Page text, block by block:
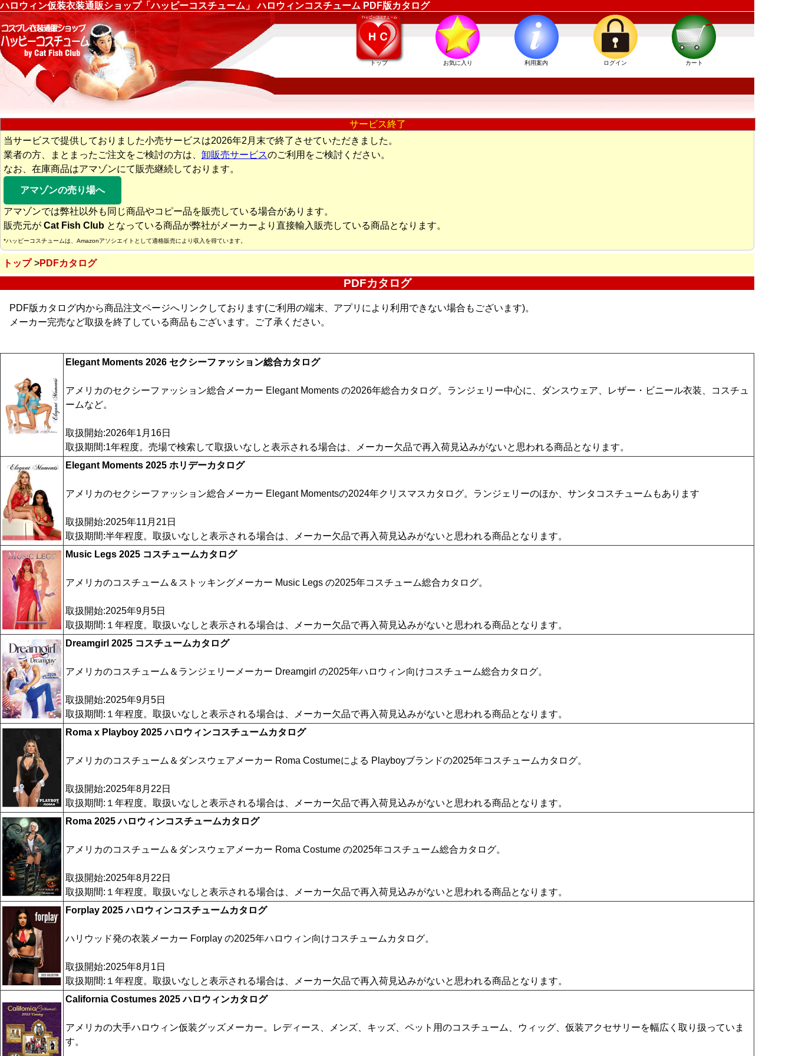
ハロウィン仮装衣装通販ショップ「ハッピーコスチューム」 ハロウィンコスチューム PDF版カタログ
トップ お気に入り 利用案内 ログイン カート
サービス終了
当サービスで提供しておりました小売サービスは2026年2月末で終了させていただきました。
業者の方、まとまったご注文をご検討の方は、 卸販売サービスのご利用をご検討ください。
なお、在庫商品はアマゾンにて販売継続しております。
アマゾンの売り場へ
アマゾンでは弊社以外も同じ商品やコピー品を販売している場合があります。
販売元が Cat Fish Club となっている商品が弊社がメーカーより直接輸入販売している商品となります。
*ハッピーコスチュームは、Amazonアソシエイトとして適格販売により収入を得ています。
トップ PDFカタログ
PDFカタログ
PDF版カタログ内から商品注文ページへリンクしております(ご利用の端末、アプリにより利用できない場合もございます)。
メーカー完売など取扱を終了している商品もございます。ご了承ください。
Elegant Moments 2026 セクシーファッション総合カタログ
アメリカのセクシーファッション総合メーカー Elegant Moments の2026年総合カタログ。ランジェリー中心に、ダンスウェア、レザー・ビニール衣装、コスチュ
ームなど。
取扱開始:2026年1月16日
取扱期間:1年程度。売場で検索して取扱いなしと表示される場合は、メーカー欠品で再入荷見込みがないと思われる商品となります。
Elegant Moments 2025 ホリデーカタログ
アメリカのセクシーファッション総合メーカー Elegant Momentsの2024年クリスマスカタログ。ランジェリーのほか、サンタコスチュームもあります
取扱開始:2025年11月21日
取扱期間:半年程度。取扱いなしと表示される場合は、メーカー欠品で再入荷見込みがないと思われる商品となります。
Music Legs 2025 コスチュームカタログ
アメリカのコスチューム＆ストッキングメーカー Music Legs の2025年コスチューム総合カタログ。
取扱開始:2025年9月5日
取扱期間:１年程度。取扱いなしと表示される場合は、メーカー欠品で再入荷見込みがないと思われる商品となります。
Dreamgirl 2025 コスチュームカタログ
アメリカのコスチューム＆ランジェリーメーカー Dreamgirl の2025年ハロウィン向けコスチューム総合カタログ。
取扱開始:2025年9月5日
取扱期間:１年程度。取扱いなしと表示される場合は、メーカー欠品で再入荷見込みがないと思われる商品となります。
Roma x Playboy 2025 ハロウィンコスチュームカタログ
アメリカのコスチューム＆ダンスウェアメーカー Roma Costumeによる Playboyブランドの2025年コスチュームカタログ。
取扱開始:2025年8月22日
取扱期間:１年程度。取扱いなしと表示される場合は、メーカー欠品で再入荷見込みがないと思われる商品となります。
Roma 2025 ハロウィンコスチュームカタログ
アメリカのコスチューム＆ダンスウェアメーカー Roma Costume の2025年コスチューム総合カタログ。
取扱開始:2025年8月22日
取扱期間:１年程度。取扱いなしと表示される場合は、メーカー欠品で再入荷見込みがないと思われる商品となります。
Forplay 2025 ハロウィンコスチュームカタログ
ハリウッド発の衣装メーカー Forplay の2025年ハロウィン向けコスチュームカタログ。
取扱開始:2025年8月1日
取扱期間:１年程度。取扱いなしと表示される場合は、メーカー欠品で再入荷見込みがないと思われる商品となります。
California Costumes 2025 ハロウィンカタログ
アメリカの大手ハロウィン仮装グッズメーカー。レディース、メンズ、キッズ、ペット用のコスチューム、ウィッグ、仮装アクセサリーを幅広く取り扱っていま
す。